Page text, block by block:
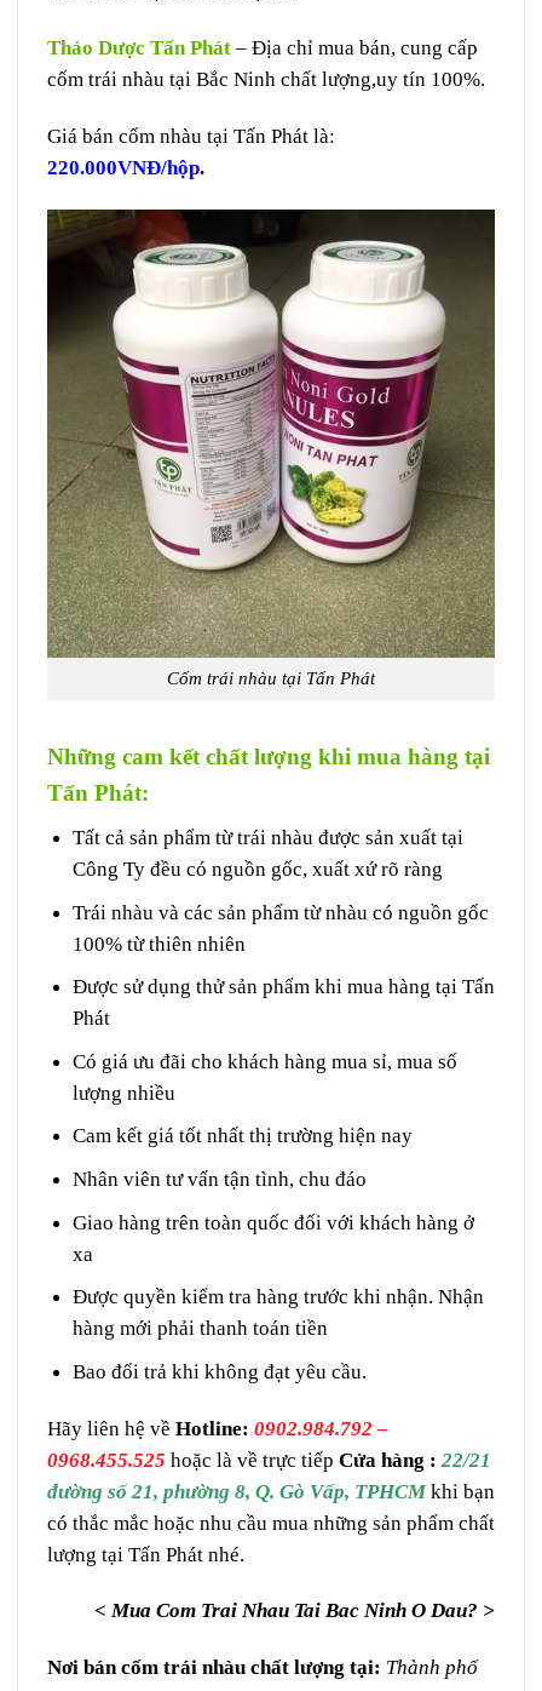
Thảo Dược Tấn Phát – Địa chỉ mua bán, cung cấp
cốm trái nhàu tại Bắc Ninh chất lượng,uy tín 100%.
Giá bán cốm nhàu tại Tấn Phát là:
220.000VNĐ/hộp.
Cốm trái nhàu tại Tấn Phát
Những cam kết chất lượng khi mua hàng tại
Tấn Phát:
Tất cả sản phẩm từ trái nhàu được sản xuất tại
Công Ty đều có nguồn gốc, xuất xứ rõ ràng
Trái nhàu và các sản phẩm từ nhàu có nguồn gốc
100% từ thiên nhiên
Được sử dụng thử sản phẩm khi mua hàng tại Tấn
Phát
Có giá ưu đãi cho khách hàng mua sỉ, mua số
lượng nhiều
Cam kết giá tốt nhất thị trường hiện nay
Nhân viên tư vấn tận tình, chu đáo
Giao hàng trên toàn quốc đối với khách hàng ở
xa
Được quyền kiểm tra hàng trước khi nhận. Nhận
hàng mới phải thanh toán tiền
Bao đổi trả khi không đạt yêu cầu.
Hãy liên hệ về Hotline: 0902.984.792 –
0968.455.525 hoặc là về trực tiếp Cửa hàng : 22/21
đường số 21, phường 8, Q. Gò Vấp, TPHCMkhi bạn
có thắc mắc hoặc nhu cầu mua những sản phẩm chất
lượng tại Tấn Phát nhé.
< Mua Com Trai Nhau Tai Bac Ninh O Dau? >
Nơi bán cốm trái nhàu chất lượng tại: Thành phố